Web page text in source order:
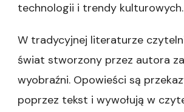
technologii i trendy kulturowych.
W tradycyjnej literaturze
świat stworzony przez autora
wyobraźni. Opowieści są
poprzez tekst i wywołują w